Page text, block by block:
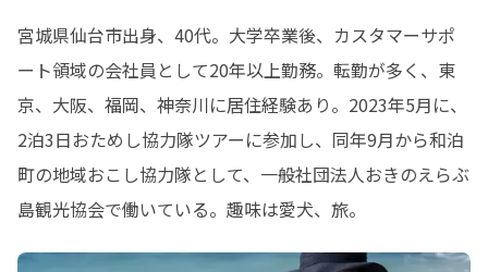
宮城県仙台市出身、40代。大学卒業後、カスタマーサポ
ート領域の会社員として20年以上勤務。転勤が多く、東
京、大阪、福岡、神奈川に居住経験あり。2023年5月に、
2泊3日おためし協力隊ツアーに参加し、同年9月から和泊
町の地域おこし協力隊として、一般社団法人おきのえらぶ
島観光協会で働いている。趣味は愛犬、旅。